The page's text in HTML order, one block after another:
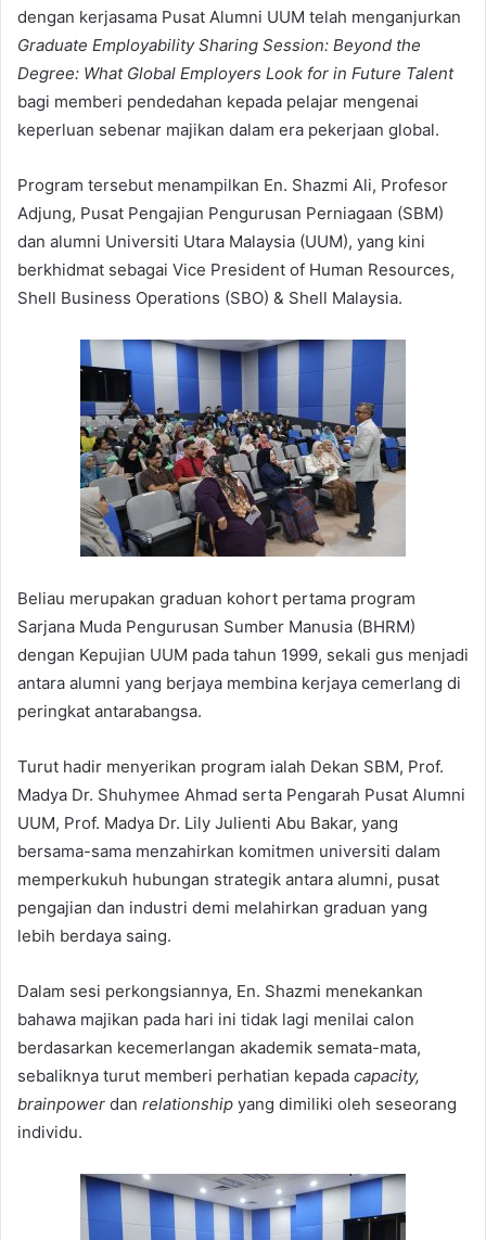
dengan kerjasama Pusat Alumni UUM telah menganjurkan
Graduate Employability Sharing Session: Beyond the
Degree: What Global Employers Look for in Future Talent
bagi memberi pendedahan kepada pelajar mengenai
keperluan sebenar majikan dalam era pekerjaan global.
Program tersebut menampilkan En. Shazmi Ali, Profesor
Adjung, Pusat Pengajian Pengurusan Perniagaan (SBM)
dan alumni Universiti Utara Malaysia (UUM), yang kini
berkhidmat sebagai Vice President of Human Resources,
Shell Business Operations (SBO) & Shell Malaysia.
Beliau merupakan graduan kohort pertama program
Sarjana Muda Pengurusan Sumber Manusia (BHRM)
dengan Kepujian UUM pada tahun 1999, sekali gus menjadi
antara alumni yang berjaya membina kerjaya cemerlang di
peringkat antarabangsa.
Turut hadir menyerikan program ialah Dekan SBM, Prof.
Madya Dr. Shuhymee Ahmad serta Pengarah Pusat Alumni
UUM, Prof. Madya Dr. Lily Julienti Abu Bakar, yang
bersama-sama menzahirkan komitmen universiti dalam
memperkukuh hubungan strategik antara alumni, pusat
pengajian dan industri demi melahirkan graduan yang
lebih berdaya saing.
Dalam sesi perkongsiannya, En. Shazmi menekankan
bahawa majikan pada hari ini tidak lagi menilai calon
berdasarkan kecemerlangan akademik semata-mata,
sebaliknya turut memberi perhatian kepada capacity,
brainpower dan relationship yang dimiliki oleh seseorang
individu.